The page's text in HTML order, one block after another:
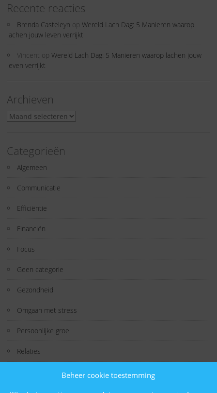
Beheer cookie toestemming
Recente reacties
Brenda Casteleyn op Wereld Lach Dag: 5 Manieren waarop
lachen jouw leven verrijkt
Vincent op Wereld Lach Dag: 5 Manieren waarop lachen jouw
leven verrijkt
Archieven
Archieven
Categorieën
Algemeen
Communicatie
Efficiëntie
Financiën
Focus
Geen categorie
Gezondheid
Omgaan met stress
Persoonlijke groei
Relaties